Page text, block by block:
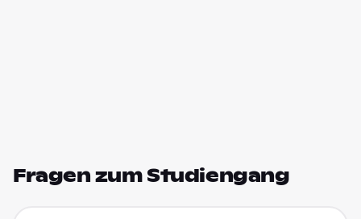
Fragen zum Studiengang